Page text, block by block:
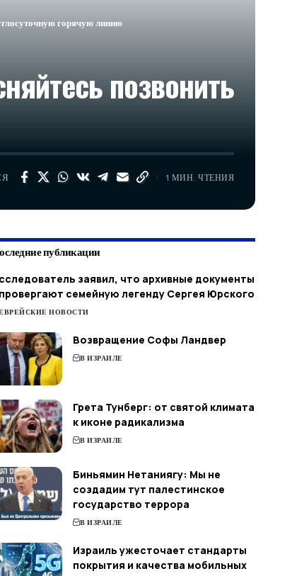
горячую линию
позвонить
1 МИН. ЧТЕНИЯ
публикации
заявил, что архивные документы
семейную легенду Сергея Юрского
НОВОСТИ
Возвращение Софы Ландвер
В ИЗРАИЛЕ
Грета Тунберг: от святой климата
к иконе радикализма
В ИЗРАИЛЕ
Биньямин Нетаниягу: Мы не
создадим тут палестинское
государство террора
В ИЗРАИЛЕ
Израиль ужесточает стандарты
покрытия и качества мобильных